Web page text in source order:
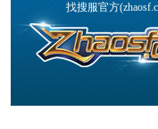
找搜服官方